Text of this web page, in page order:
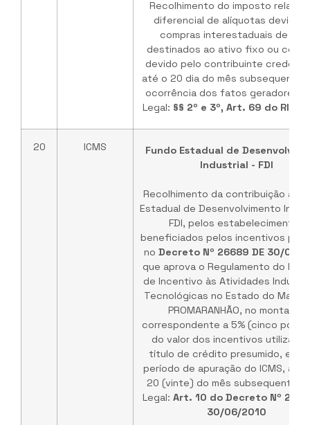
Recolhimento do imposto
diferencial de alíquotas devido
compras interestaduais de
destinados ao ativo fixo ou
devido pelo contribuinte
até o 20 dia do mês subsequente
ocorrência dos fatos geradores.
Legal: §§ 2º e 3º, Art. 69 do
20 ICMS
Fundo Estadual de
Industrial - FDI
Recolhimento da contribuição ao
Estadual de Desenvolvimento
FDI, pelos estabelecimentos
beneficiados pelos incentivos
no Decreto Nº 26689 DE 30/06/
que aprova o Regulamento do
de Incentivo às Atividades
Tecnológicas no Estado do
PROMARANHÃO, no montante
correspondente a 5% (cinco por
do valor dos incentivos
título de crédito presumido, em
período de apuração do ICMS, até
20 (vinte) do mês subsequente.
Legal: Art. 10 do Decreto Nº
30/06/2010